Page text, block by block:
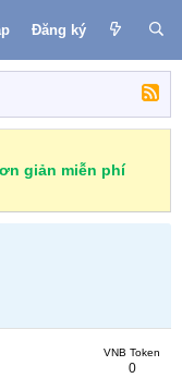
Đăng ký
giản miễn phí
VNB Token
0